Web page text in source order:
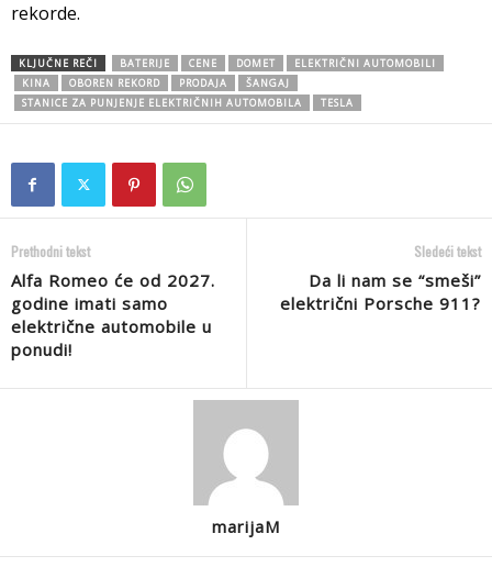
rekorde.
KLJUČNE REČI BATERIJE CENE DOMET
ELEKTRIČNI AUTOMOBILI
KINA
OBOREN REKORD PRODAJA
ŠANGAJ
STANICE ZA PUNJENJE ELEKTRIČNIH AUTOMOBILA
TESLA
Prethodni tekst
Alfa Romeo će od 2027.
godine imati samo
električne automobile u
ponudi!
Sledeći tekst
Da li nam se “smeši”
električni Porsche 911?
marijaM